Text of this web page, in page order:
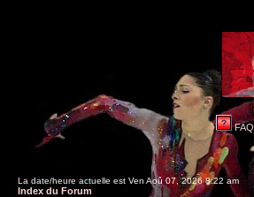
FAQ
La date/heure actuelle est Ven Aoû 07, 2026 8:22 am
Index du Forum